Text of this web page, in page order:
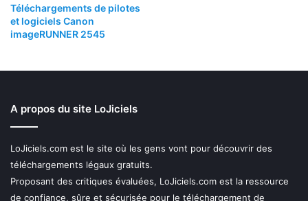
Téléchargements de pilotes
et logiciels Canon
imageRUNNER 2545
A propos du site LoJiciels
LoJiciels.com est le site où les gens vont pour découvrir des
téléchargements légaux gratuits.
Proposant des critiques évaluées, LoJiciels.com est la ressource
de confiance, sûre et sécurisée pour le téléchargement de